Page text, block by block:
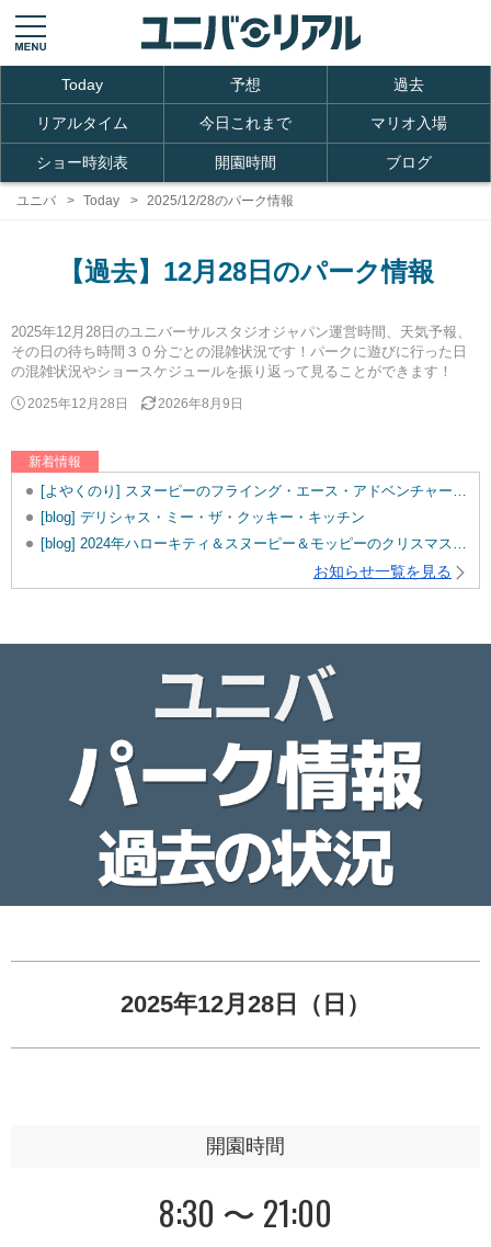
Today 予想 過去
リアルタイム 今日これまで マリオ入場
ショー時刻表 開園時間 ブログ
ユニバ Today 2025/12/28のパーク情報
【過去】12月28日のパーク情報
2025年12月28日のユニバーサルスタジオジャパン運営時間、天気予報、
その日の待ち時間３０分ごとの混雑状況です！パークに遊びに行った日
の混雑状況やショースケジュールを振り返って見ることができます！
2025年12月28日 2026年8月9日
新着情報
[よやくのり] スヌーピーのフライング・エース・アドベンチャーを追加しました。
[blog] デリシャス・ミー・ザ・クッキー・キッチン
[blog] 2024年ハローキティ＆スヌーピー＆モッピーのクリスマスグッズ♡
お知らせ一覧を見る
2025年12月28日（日）
開園時間
8:30 〜 21:00